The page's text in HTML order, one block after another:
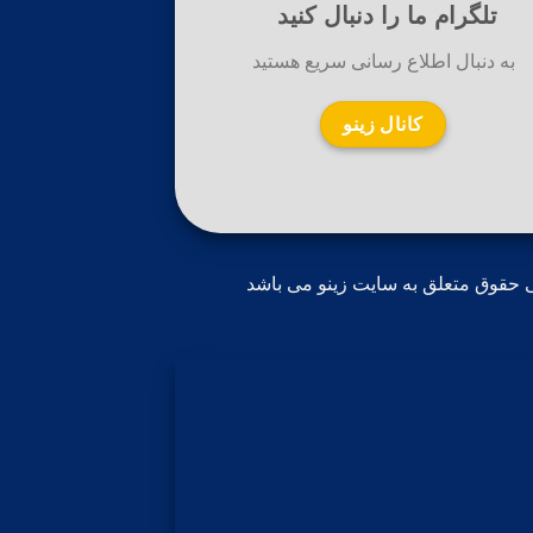
تلگرام ما را دنبال کنید
به دنبال اطلاع رسانی سریع هستید
کانال زینو
حقوق متعلق به سایت زینو می باشد